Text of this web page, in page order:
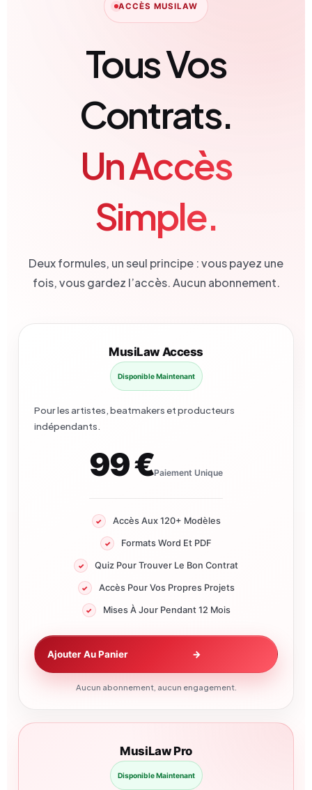
ACCÈS MUSILAW
Tous Vos
Contrats.
Un Accès
Simple.
Deux formules, un seul principe : vous payez une
fois, vous gardez l’accès. Aucun abonnement.
MusiLaw Access
Disponible Maintenant
Pour les artistes, beatmakers et producteurs
indépendants.
99 €Paiement Unique
Accès Aux 120+ Modèles
Formats Word Et PDF
Quiz Pour Trouver Le Bon Contrat
Accès Pour Vos Propres Projets
Mises À Jour Pendant 12 Mois
Ajouter Au Panier →
Aucun abonnement, aucun engagement.
MusiLaw Pro
Disponible Maintenant